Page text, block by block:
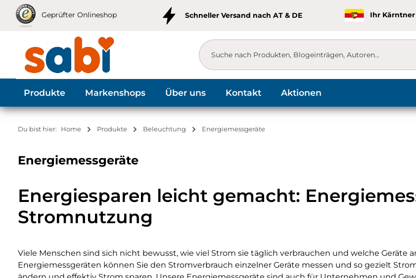
Hauptinhalt springen
Zur Suche springen
Zur Hauptnavigation springen
Geprüfter Onlineshop Schneller Versand nach AT & DE Ihr
Produkte Markenshops Über uns Kontakt Aktionen
Du bist hier: Home Produkte Beleuchtung Energiemessgeräte
Energiemessgeräte
Energiesparen leicht gemacht:
Stromnutzung
Viele Menschen sind sich nicht bewusst, wie viel Strom sie täglich verbrauchen und welche Geräte
Energiemessgeräten können Sie den Stromverbrauch einzelner Geräte messen und so gezielt